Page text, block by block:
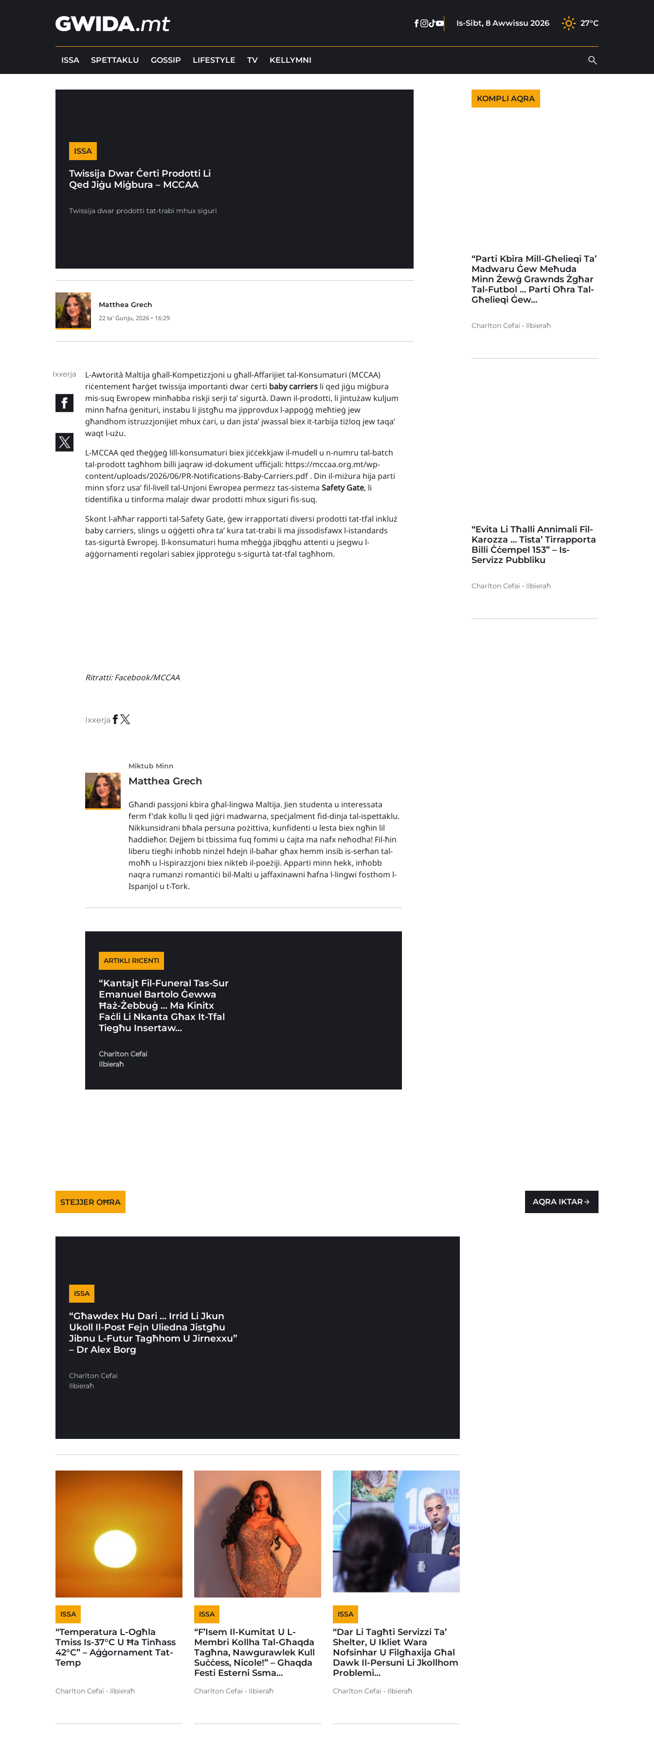
Facebook
Instagram
Tiktok
YoutubeIs-Sibt, 8 Awwissu 2026 27°C
ISSA SPETTAKLU GOSSIP LIFESTYLE TV KELLYMNI
ISSA
Twissija Dwar Ċerti Prodotti Li
Qed Jiġu Miġbura – MCCAA
Twissija dwar prodotti tat-trabi mhux siguri
Matthea Grech
22 ta' Ġunju, 2026 • 16:29
Ixxerja
L-Awtorità Maltija għall-Kompetizzjoni u għall-Affarijiet tal-Konsumaturi (MCCAA)
riċentement ħarġet twissija importanti dwar ċerti baby carriers li qed jiġu miġbura
mis-suq Ewropew minħabba riskji serji ta’ sigurtà. Dawn il-prodotti, li jintużaw kuljum
minn ħafna ġenituri, instabu li jistgħu ma jipprovdux l-appoġġ meħtieġ jew
għandhom istruzzjonijiet mhux ċari, u dan jista’ jwassal biex it-tarbija tiżloq jew taqa’
waqt l-użu.
L-MCCAA qed tħeġġeġ lill-konsumaturi biex jiċċekkjaw il-mudell u n-numru tal-batch
tal-prodott tagħhom billi jaqraw id-dokument uffiċjali: https://mccaa.org.mt/wp-
content/uploads/2026/06/PR-Notifications-Baby-Carriers.pdf . Din il-miżura hija parti
minn sforz usa’ fil-livell tal-Unjoni Ewropea permezz tas-sistemaSafety Gate, li
tidentifika u tinforma malajr dwar prodotti mhux siguri fis-suq.
Skont l-aħħar rapporti tal-Safety Gate, ġew irrapportati diversi prodotti tat-tfal inkluż
baby carriers, slings u oġġetti oħra ta’ kura tat-trabi li ma jissodisfawx l-istandards
tas-sigurtà Ewropej. Il-konsumaturi huma mħeġġa jibqgħu attenti u jsegwu l-
aġġornamenti regolari sabiex jipproteġu s-sigurtà tat-tfal tagħhom.
Ritratti: Facebook/MCCAA
Ixxerja
Miktub Minn
Matthea Grech
Għandi passjoni kbira għal-lingwa Maltija. Jien studenta u interessata
ferm f'dak kollu li qed jiġri madwarna, speċjalment fid-dinja tal-ispettaklu.
Nikkunsidrani bħala persuna pożittiva, kunfidenti u lesta biex ngħin lil
ħaddieħor. Dejjem bi tbissima fuq fommi u ċajta ma nafx neħodha! Fil-ħin
liberu tiegħi inħobb ninżel ħdejn il-baħar għax hemm insib is-serħan tal-
moħħ u l-ispirazzjoni biex nikteb il-poeżiji. Apparti minn hekk, inħobb
naqra rumanzi romantiċi bil-Malti u jaffaxinawni ħafna l-lingwi fosthom l-
Ispanjol u t-Tork.
ARTIKLI RICENTI
“Kantajt Fil-Funeral Tas-Sur
Emanuel Bartolo Ġewwa
Ħaż-Żebbuġ … Ma Kinitx
Faċli Li Nkanta Għax It-Tfal
Tiegħu Insertaw…
Charlton Cefai
Ilbieraħ
KOMPLI AQRA
“Parti Kbira Mill-Għelieqi Ta’
Madwaru Ġew Meħuda
Minn Żewġ Grawnds Żgħar
Tal-Futbol … Parti Oħra Tal-
Għelieqi Ġew…
Charlton Cefai • Ilbieraħ
“Evita Li Tħalli Annimali Fil-
Karozza … Tista’ Tirrapporta
Billi Ċċempel 153” – Is-
Servizz Pubbliku
Charlton Cefai • Ilbieraħ
STEJJER OĦRA AQRA IKTAR
ISSA
“Għawdex Hu Dari … Irrid Li Jkun
Ukoll Il-Post Fejn Uliedna Jistgħu
Jibnu L-Futur Tagħhom U Jirnexxu”
– Dr Alex Borg
Charlton Cefai
Ilbieraħ
ISSA
“Temperatura L-Ogħla
Tmiss Is-37°C U Ħa Tinħass
42°C” – Aġġornament Tat-
Temp
Charlton Cefai • Ilbieraħ
ISSA
“F’Isem Il-Kumitat U L-
Membri Kollha Tal-Għaqda
Tagħna, Nawgurawlek Kull
Suċċess, Nicole!” – Ghaqda
Festi Esterni Ssma…
Charlton Cefai • Ilbieraħ
ISSA
“Dar Li Tagħti Servizzi Ta’
Shelter, U Ikliet Wara
Nofsinhar U Filgħaxija Għal
Dawk Il-Persuni Li Jkollhom
Problemi…
Charlton Cefai • Ilbieraħ